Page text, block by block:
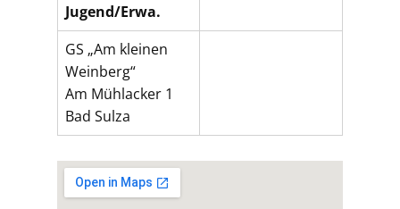
Jugend/Erwa.
GS „Am kleinen
Weinberg“
Am Mühlacker 1
Bad Sulza